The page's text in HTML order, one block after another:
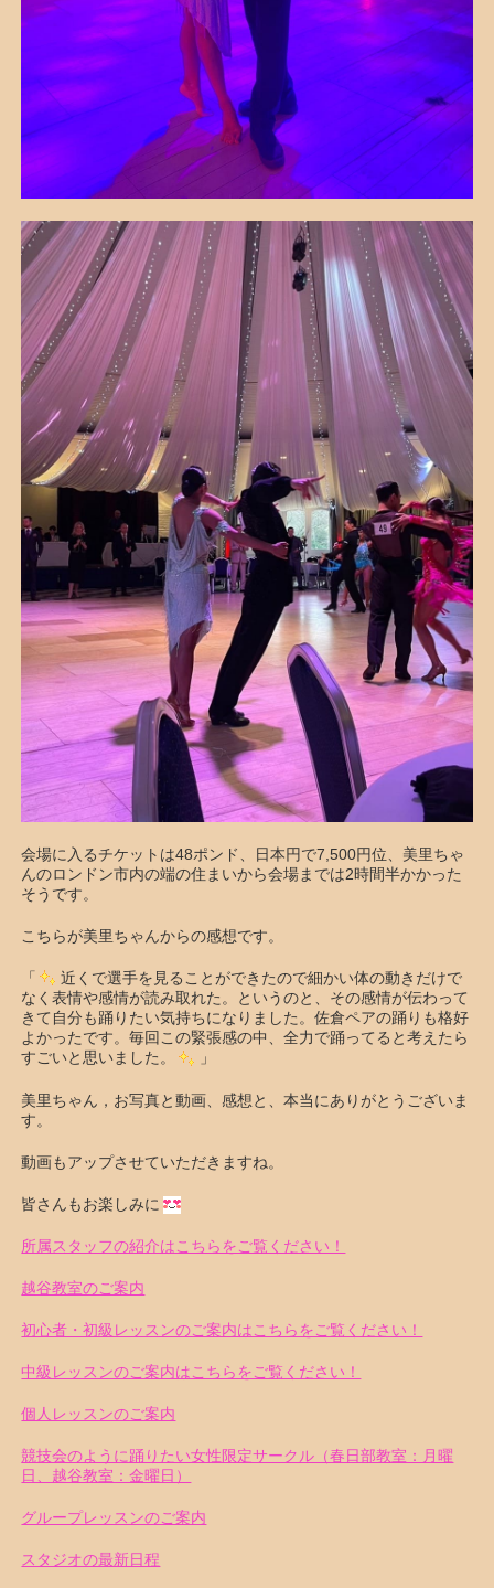
会場に入るチケットは48ポンド、日本円で7,500円位、美里ちゃ
んのロンドン市内の端の住まいから会場までは2時間半かかった
そうです。
こちらが美里ちゃんからの感想です。
「
近くで選手を見ることができたので細かい体の動きだけで
なく表情や感情が読み取れた。というのと、その感情が伝わって
きて自分も踊りたい気持ちになりました。佐倉ペアの踊りも格好
よかったです。毎回この緊張感の中、全力で踊ってると考えたら
すごいと思いました。
」
美里ちゃん，お写真と動画、感想と、本当にありがとうございま
す。
動画もアップさせていただきますね。
皆さんもお楽しみに
所属スタッフの紹介はこちらをご覧ください！
越谷教室のご案内
初心者・初級レッスンのご案内はこちらをご覧ください！
中級レッスンのご案内はこちらをご覧ください！
個人レッスンのご案内
競技会のように踊りたい女性限定サークル（春日部教室：月曜
日、越谷教室：金曜日）
グループレッスンのご案内
スタジオの最新日程